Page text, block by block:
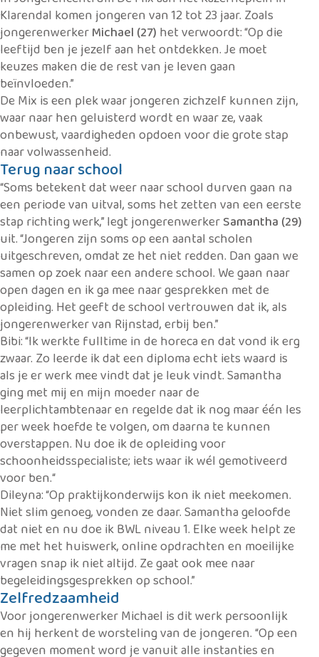
Klarendal komen jongeren van 12 tot 23 jaar. Zoals
jongerenwerkerMichael (27) het verwoordt: “Op die
leeftijd ben je jezelf aan het ontdekken. Je moet
keuzes maken die de rest van je leven gaan
beïnvloeden.”
De Mix is een plek waar jongeren zichzelf kunnen zijn,
waar naar hen geluisterd wordt en waar ze, vaak
onbewust, vaardigheden opdoen voor die grote stap
naar volwassenheid.
Terug naar school
“Soms betekent dat weer naar school durven gaan na
een periode van uitval, soms het zetten van een eerste
stap richting werk,” legt jongerenwerkerSamantha (29)
uit. “Jongeren zijn soms op een aantal scholen
uitgeschreven, omdat ze het niet redden. Dan gaan we
samen op zoek naar een andere school. We gaan naar
open dagen en ik ga mee naar gesprekken met de
opleiding. Het geeft de school vertrouwen dat ik, als
jongerenwerker van Rijnstad, erbij ben.”
Bibi: “Ik werkte fulltime in de horeca en dat vond ik erg
zwaar. Zo leerde ik dat een diploma echt iets waard is
als je er werk mee vindt dat je leuk vindt. Samantha
ging met mij en mijn moeder naar de
leerplichtambtenaar en regelde dat ik nog maar één les
per week hoefde te volgen, om daarna te kunnen
overstappen. Nu doe ik de opleiding voor
schoonheidsspecialiste; iets waar ik wél gemotiveerd
voor ben.“
Dileyna: “Op praktijkonderwijs kon ik niet meekomen.
Niet slim genoeg, vonden ze daar. Samantha geloofde
dat niet en nu doe ik BWL niveau 1. Elke week helpt ze
me met het huiswerk, online opdrachten en moeilijke
vragen snap ik niet altijd. Ze gaat ook mee naar
begeleidingsgesprekken op school.”
Zelfredzaamheid
Voor jongerenwerker Michael is dit werkpersoonlijk
en hij herkent de worstelingvan de jongeren. “Op een
gegeven moment word je vanuit alle instanties en